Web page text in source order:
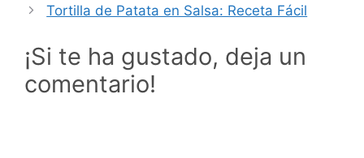
Tortilla de Patata en Salsa: Receta Fácil
¡Si te ha gustado, deja un
comentario!